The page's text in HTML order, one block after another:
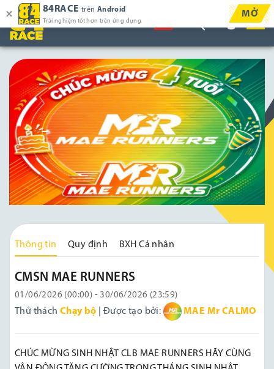
Thông tin Quy định BXH Cá nhân
CMSN MAE RUNNERS
01/06/2026 (00:00) - 30/06/2026 (23:59)
Thử thách Chạy bộ | Được tạo bởi: MAE Mr CALMO
CHÚC MỪNG SINH NHẬT CLB MAE RUNNERS HÃY CÙNG
84RACE trên Android
Trải nghiệm tốt hơn trên ứng dụng
MỞ